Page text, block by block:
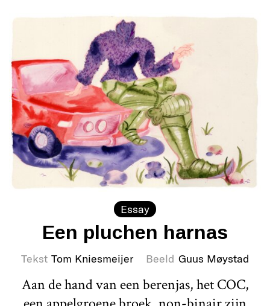
Essay
Een pluchen harnas
Tekst Tom Kniesmeijer Beeld Guus Møystad
Aan de hand van een berenjas, het COC,